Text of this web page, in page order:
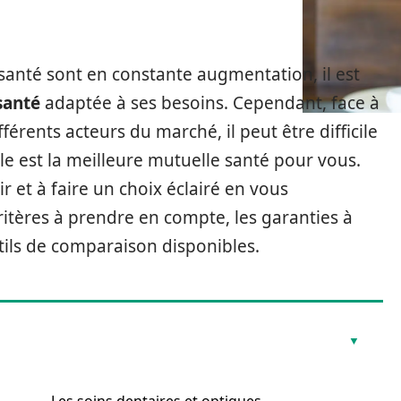
sont en constante augmentation, il est
adaptée à ses besoins. Cependant, face à
acteurs du marché, il peut être difficile
est la meilleure mutuelle santé pour vous.
et à faire un choix éclairé en vous
à prendre en compte, les garanties à
de comparaison disponibles.